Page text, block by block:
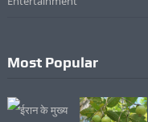
Most Popular